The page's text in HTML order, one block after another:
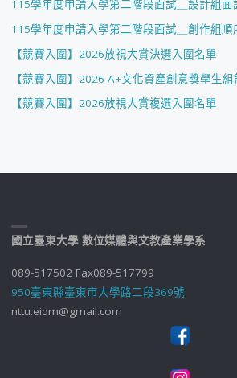
115學年度申請入學第二階段面試＿設計組面
115學年度申請入學第二階段面試＿創作組順
【競賽入圍】2026放視大賞決選入圍名單
【競賽入圍】2026 A+文化資產創意獎學生
【競賽入圍】2026放視大賞複選入圍名單
國立臺東大學 數位媒體與文教產業學系
089-517502 Fax089-517799
950臺東縣臺東市大學路二段369號
nttu.eidm@gmail.com